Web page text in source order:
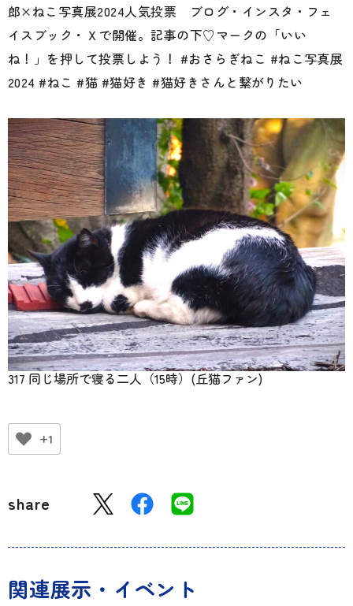
郎×ねこ写真展2024人気投票 ブログ・インスタ・フェ
イスブック・Ｘで開催。記事の下♡マークの「いい
ね！」を押して投票しよう！ #おさらぎねこ #ねこ写真展
2024 #ねこ #猫 #猫好き #猫好きさんと繋がりたい
317 同じ場所で寝る二人（15時）(丘猫ファン)
+1
share
関連展示・イベント